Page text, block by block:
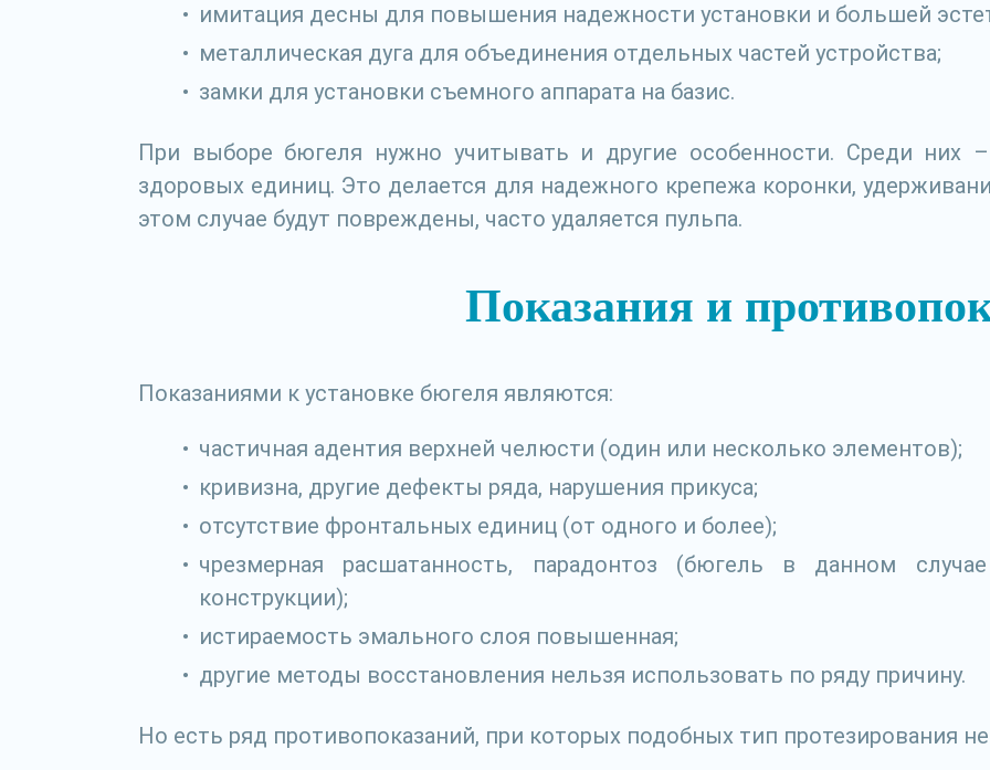
имитация десны для повышения надежности установки и большей
металлическая дуга для объединения отдельных частей устройства;
замки для установки съемного аппарата на базис.
При выборе бюгеля нужно учитывать и другие особенности. Среди них
здоровых единиц. Это делается для надежного крепежа коронки,
этом случае будут повреждены, часто удаляется пульпа.
Показания и
Показаниями к установке бюгеля являются:
частичная адентия верхней челюсти (один или несколько элементов);
кривизна, другие дефекты ряда, нарушения прикуса;
отсутствие фронтальных единиц (от одного и более);
чрезмерная расшатанность, парадонтоз (бюгель в данном
конструкции);
истираемость эмального слоя повышенная;
другие методы восстановления нельзя использовать по ряду причину.
Но есть ряд противопоказаний, при которых подобных тип протезирования